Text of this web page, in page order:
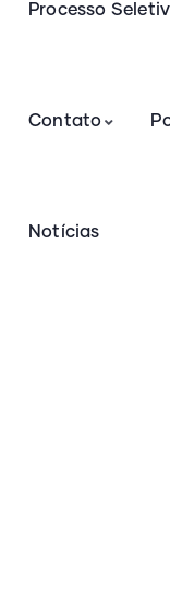
Processo
Contato
Notícias